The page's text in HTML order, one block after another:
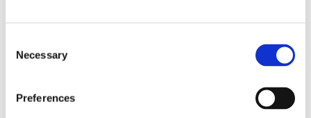
Selection
Necessary
Preferences
Indirizzo postale unificato
Via Emilio Faà di Bruno, 4